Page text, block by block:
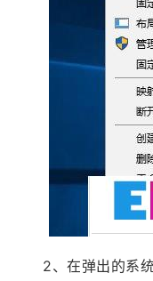
2、在弹出的系统